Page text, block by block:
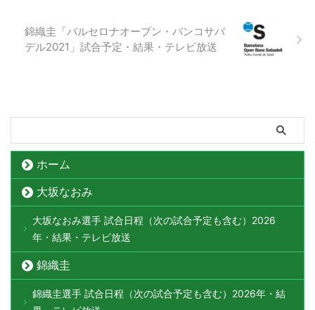
錦織圭「バルセロナオープン・バンコサバ
デル2021」試合予定・結果・テレビ放送
ホーム
大坂なおみ
大坂なおみ選手 試合日程（次の試合予定も含む）2026
年・結果・テレビ放送
錦織圭
錦織圭選手 試合日程（次の試合予定も含む）2026年・結